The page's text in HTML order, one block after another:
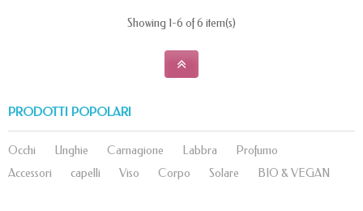
Showing 1-6 of 6 item(s)
PRODOTTI POPOLARI
Occhi Unghie Carnagione Labbra
Profumo
Accessori
capelli Viso Corpo Solare BIO & VEGAN